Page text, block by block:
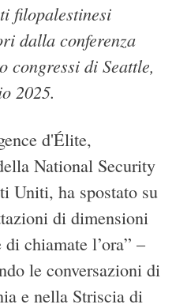
filopalestinesi
dalla conferenza
di Seattle,
2025.
d'Élite,
National Security
Uniti, ha spostato su
di dimensioni
chiamate l’ora” –
le conversazioni di
e nella Striscia di